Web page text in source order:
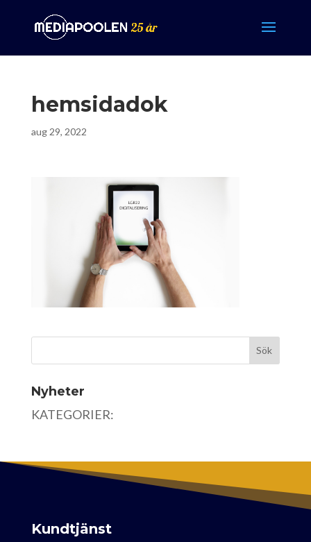
hemsidadok
aug 29, 2022
Nyheter
KATEGORIER:
Kundtjänst